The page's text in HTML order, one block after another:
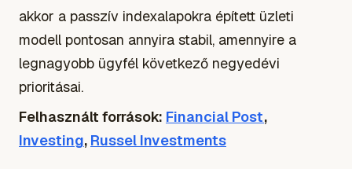
akkor a passzív indexalapokra épített üzleti
modell pontosan annyira stabil, amennyire a
legnagyobb ügyfél következő negyedévi
prioritásai.
Felhasznált források: Financial Post,
Investing, Russel Investments